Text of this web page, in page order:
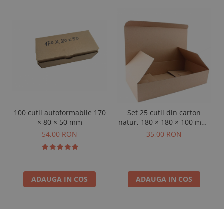
100 cutii autoformabile 170
× 80 × 50 mm
54,00 RON
ADAUGA IN COS
Set 25 cutii din carton
natur, 180 × 180 × 100 mm,
3 straturi
35,00 RON
ADAUGA IN COS